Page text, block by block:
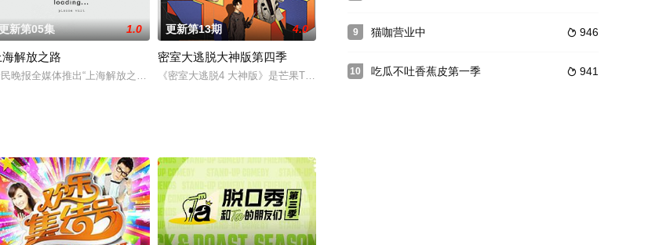
展现各行各业“追光者”投身新时代火热实践奋斗逐梦的历程
”的一档观察谈话类节目。每期与 1 位嘉宾共同乘车，一路在生活的相处中完成对话。上车是创新式
新第05集 1.0
海解放之路
晚报全媒体推出“上海解放之路”融媒体产品，记者走访了上海、丹阳、北京，20余家党史、历史及上海解放相关的单位和研究机构，寻访到
更新第13期 4.0
密室大逃脱大神版第四季
《密室大逃脱4 大神版》是芒果TV爆笑、烧脑的超大型密室逃脱真人秀《密室大逃脱》的官方定制衍生节目。
9  946
猫咖营业中
10  941
吃瓜不吐香蕉皮第一季